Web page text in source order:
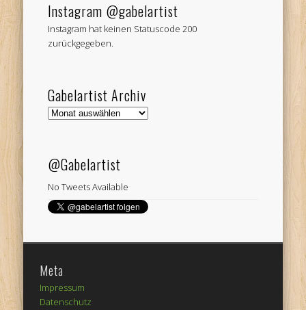
Instagram @gabelartist
Instagram hat keinen Statuscode 200
zurückgegeben.
Gabelartist Archiv
Gabelartist
@Gabelartist
No Tweets Available
Meta
Impressum
Datenschutz